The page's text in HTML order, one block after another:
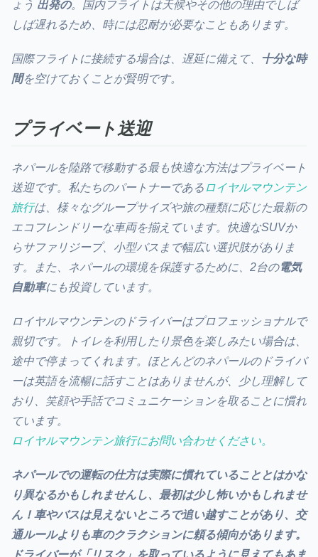
ょう 出発の。国内フライトは天候やその他の理由でしば
しば遅れるため、時には忍耐が必要なこともあります。
国際フライトに接続する場合は、遅延に備えて、
十分な時
間を空けておくことが賢明です。
プライベート送迎
ネパールを陸路で移動する最も快適な方法はプライベート
送迎です。私たちのパートナーである ロイヤルマウンテン
旅行は、様々なグループサイズや旅の種類に応じた最新の
エコフレンドリーな車両を揃えています。快適なSUVか
らサファリジープ、小型バスまで幅広い選択肢がありま
す。また、ネパールの環境を保護するために、2台の電気
自動車にも投資しています。
ロイヤルマウンテンのドライバーはプロフェッショナルで
親切です。トイレを利用したり景色を楽しみたい場合は、
途中で停まってくれます。ほとんどのネパールのドライバ
ーは英語を流暢に話すことはありませんが、少し理解して
おり、笑顔や手話でコミュニケーションを取ることに慣れ
ています。
ロイヤルマウンテン旅行にお問い合わせください。
ネパールでの運転の仕方は実際に慣れていることとはかな
り異なるかもしれませんし、最初は少し怖いかもしれませ
ん！車やバスは見えないところで追い越すことがあり、交
通ルールよりも車のクラクションに頼る傾向があります。